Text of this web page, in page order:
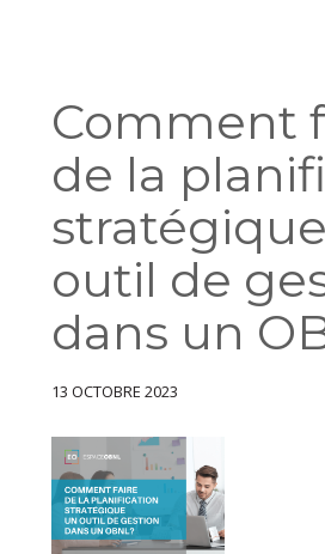
Comment
de la
outil de
dans un
13 OCTOBRE 2023